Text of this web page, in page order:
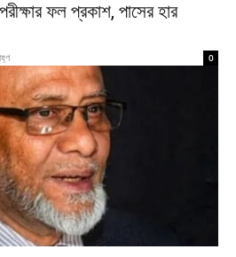
ফল প্রকাশ, পাসের হার
0